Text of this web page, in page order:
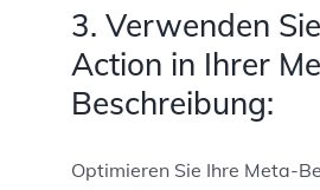
3. Verwenden
Action in Ihrer
Beschreibung:
Optimieren Sie Ihre Meta-